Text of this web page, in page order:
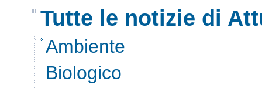
Tutte le notizie di
Ambiente
Biologico